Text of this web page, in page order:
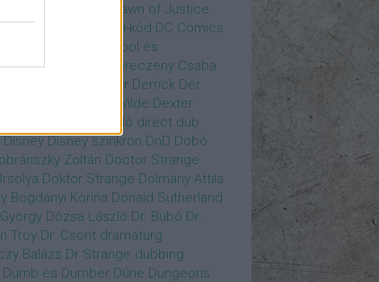
Dawn of Justice
Past
Da Vinci-kód DC Comics
Deadpool és
Dead To Me
Debreczeny Csaba
Denevérember Derrick Dér
Devora Wilde Dexter
díjátadó direct dub
Disney Disney szinkron DnD Dobó
Zoltán Doctor Strange
Doktor Strange Dolmány Attila
Bogdányi Korina Donald Sutherland
Dózsa László Dr. Bubó Dr.
Troy Dr. Csont dramaturg
Balázs Dr Strange dubbing
Dumb és Dumber Dűne Dungeons